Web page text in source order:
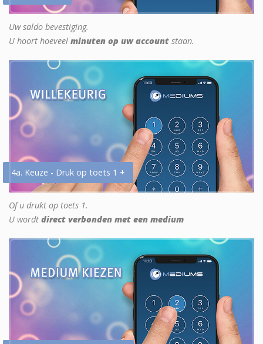
Uw saldo bevestiging.
U hoort hoeveel minuten op uw account staan.
4a. Keuze - Druk op toets 1 +
Of u drukt op toets 1.
U wordt direct verbonden met een medium